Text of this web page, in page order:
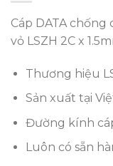
Cáp DATA
vỏ LSZH 2C x
Thương hiệu
Sản xuất tại
Đường kính
Luôn có sẵn